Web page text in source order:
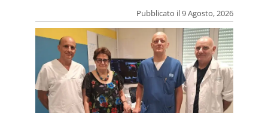
Pubblicato il 9 Agosto, 2026